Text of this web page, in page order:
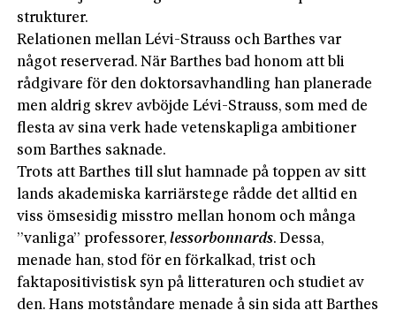
strukturer.
Relationen mellan Lévi-Strauss och Barthes var
något reserverad. När Barthes bad honom att bli
rådgivare för den doktorsavhandling han planerade
men aldrig skrev avböjde Lévi-Strauss, som med de
flesta av sina verk hade vetenskapliga ambitioner
som Barthes saknade.
Trots att Barthes till slut hamnade på toppen av sitt
lands akademiska karriärstege rådde det alltid en
viss ömsesidig misstro mellan honom och många
”vanliga” professorer,lessorbonnards. Dessa,
menade han, stod för en förkalkad, trist och
faktapositivistisk syn på litteraturen och studiet av
den. Hans motståndare menade å sin sida att Barthes